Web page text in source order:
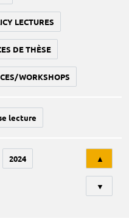
LECTURES
DE THÈSE
WORKSHOPS
lecture
2024 ▲
▼